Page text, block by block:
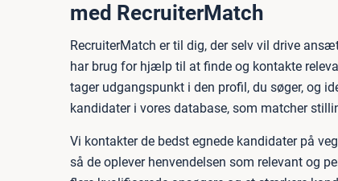
med RecruiterMatch
RecruiterMatch er til dig, der selv vil drive
har brug for hjælp til at finde og kontakte
tager udgangspunkt i den profil, du søger, og
kandidater i vores database, som matcher
Vi kontakter de bedst egnede kandidater på
så de oplever henvendelsen som relevant og